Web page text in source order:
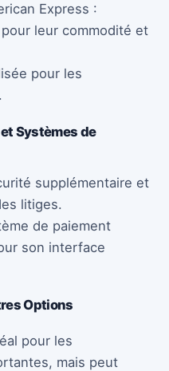
Express :
leur commodité et
pour les
Systèmes de
supplémentaire et
litiges.
de paiement
son interface
Options
pour les
mais peut